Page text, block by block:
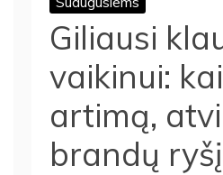
Giliausi
vaikinui:
artimą,
brandų ryšį